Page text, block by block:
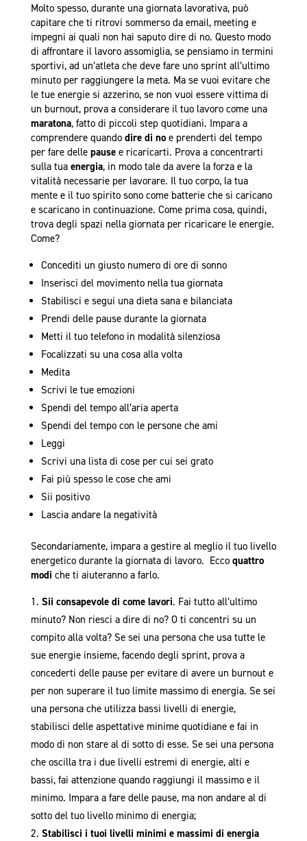
Molto spesso, durante una giornata lavorativa, può
capitare che ti ritrovi sommerso da email, meeting e
impegni ai quali non hai saputo dire di no. Questo modo
di affrontare il lavoro assomiglia, se pensiamo in termini
sportivi, ad un’atleta che deve fare uno sprint all’ultimo
minuto per raggiungere la meta. Ma se vuoi evitare che
le tue energie si azzerino, se non vuoi essere vittima di
un burnout, prova a considerare il tuo lavoro come una
maratona, fatto di piccoli step quotidiani. Impara a
comprendere quandodire di noe prenderti del tempo
per fare delle pausee ricaricarti. Prova a concentrarti
sulla tua energia, in modo tale da avere la forza e la
vitalità necessarie per lavorare. Il tuo corpo, la tua
mente e il tuo spirito sono come batterie che si caricano
e scaricano in continuazione. Come prima cosa, quindi,
trova degli spazi nella giornata per ricaricare le energie.
Come?
Concediti un giusto numero di ore di sonno
Inserisci del movimento nella tua giornata
Stabilisci e segui una dieta sana e bilanciata
Prendi delle pause durante la giornata
Metti il tuo telefono in modalità silenziosa
Focalizzati su una cosa alla volta
Medita
Scrivi le tue emozioni
Spendi del tempo all’aria aperta
Spendi del tempo con le persone che ami
Leggi
Scrivi una lista di cose per cui sei grato
Fai più spesso le cose che ami
Sii positivo
Lascia andare la negatività
Secondariamente, impara a gestire al meglio il tuo livello
energetico durante la giornata di lavoro. Ecco quattro
modi che ti aiuteranno a farlo.
Sii consapevole di come lavori. Fai tutto all’ultimo
minuto? Non riesci a dire di no? O ti concentri su un
compito alla volta? Se sei una persona che usa tutte le
sue energie insieme, facendo degli sprint, prova a
concederti delle pause per evitare di avere un burnout e
per non superare il tuo limite massimo di energia. Se sei
una persona che utilizza bassi livelli di energie,
stabilisci delle aspettative minime quotidiane e fai in
modo di non stare al di sotto di esse. Se sei una persona
che oscilla tra i due livelli estremi di energie, alti e
bassi, fai attenzione quando raggiungi il massimo e il
minimo. Impara a fare delle pause, ma non andare al di
sotto del tuo livello minimo di energia;
Stabilisci i tuoi livelli minimi e massimi di energia